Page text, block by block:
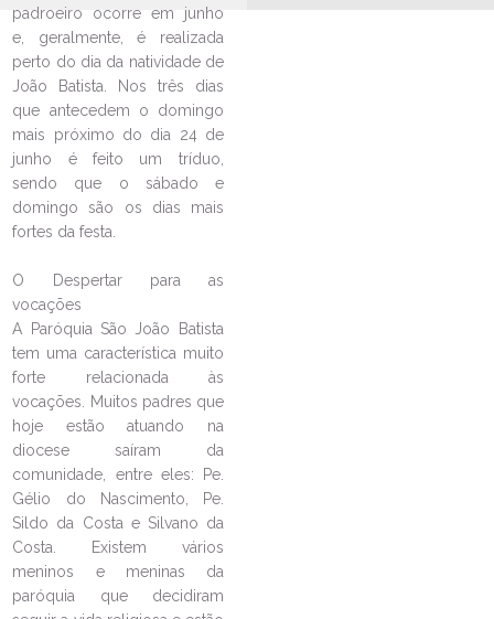
LEIA NO DIOCESE INFORMA
15 agentes da Pascom foram
enviados no último domingo na
Paróquia São João Batista
04/05/2026 Ouça a notícia
LEIA NO DIOCESE INFORMA
padroeiro ocorre em junho
e, geralmente, é realizada
perto do dia da natividade de
João Batista. Nos três dias
que antecedem o domingo
mais próximo do dia 24 de
junho é feito um tríduo,
sendo que o sábado e
domingo são os dias mais
fortes da festa.
O Despertar para as
vocações
A Paróquia São João Batista
tem uma característica muito
forte relacionada às
vocações. Muitos padres que
hoje estão atuando na
diocese saíram da
comunidade, entre eles: Pe.
Gélio do Nascimento, Pe.
Sildo da Costa e Silvano da
Costa. Existem vários
meninos e meninas da
paróquia que decidiram